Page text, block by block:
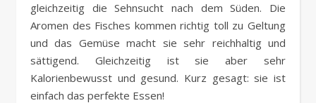
gleichzeitig die Sehnsucht nach dem Süden. Die
Aromen des Fisches kommen richtig toll zu Geltung
und das Gemüse macht sie sehr reichhaltig und
sättigend. Gleichzeitig ist sie aber sehr
Kalorienbewusst und gesund. Kurz gesagt: sie ist
einfach das perfekte Essen!